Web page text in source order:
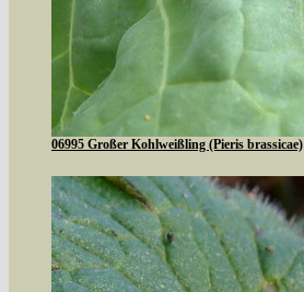
06995 Großer Kohlweißling (Pieris brassicae)